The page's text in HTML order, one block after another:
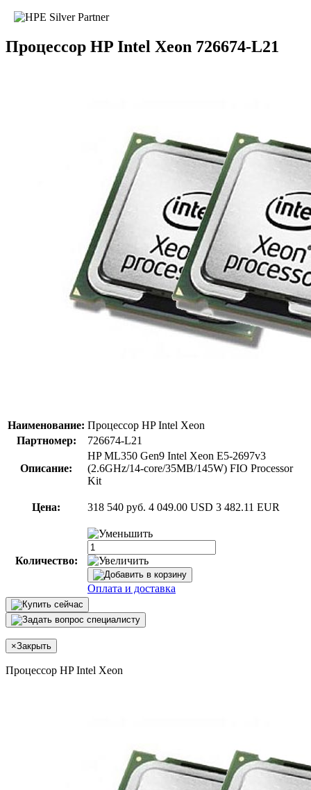
Процессор HP Intel Xeon 726674-L21
Наименование: Процессор HP Intel Xeon
Партномер:
726674-L21
Описание:
HP ML350 Gen9 Intel Xeon E5-2697v3
(2.6GHz/14-core/35MB/145W) FIO Processor
Kit
Цена: 318 540 руб. 4 049.00 USD 3 482.11 EUR
Количество:
Оплата и доставка
×Закрыть
Процессор HP Intel Xeon